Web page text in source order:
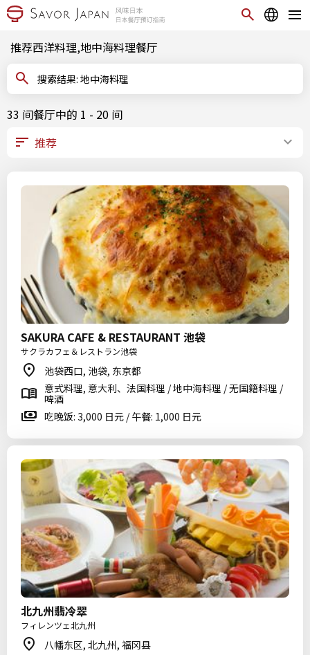
推荐西洋料理,地中海料理餐厅
搜索结果: 地中海料理
33 间餐厅中的 1 - 20 间
SAKURA CAFE & RESTAURANT 池袋
サクラカフェ＆レストラン池袋
池袋西口, 池袋, 东京都
意式料理, 意大利、法国料理 / 地中海料理 / 无国籍料理 /
啤酒
吃晚饭: 3,000 日元 / 午餐: 1,000 日元
北九州翡冷翠
フィレンツェ北九州
八幡东区, 北九州, 福冈县